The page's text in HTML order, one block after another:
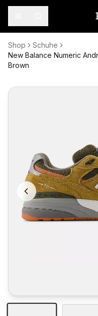
Shop
Schuhe
New Balance Numeric
Brown